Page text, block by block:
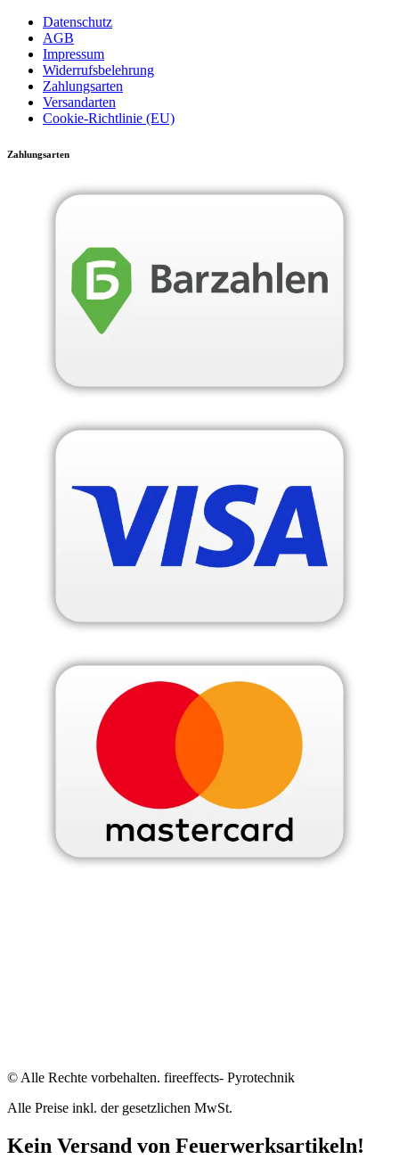
Datenschutz
AGB
Impressum
Widerrufsbelehrung
Zahlungsarten
Versandarten
Cookie-Richtlinie (EU)
Zahlungsarten
© Alle Rechte vorbehalten. fireeffects- Pyrotechnik
Alle Preise inkl. der gesetzlichen MwSt.
Kein Versand von Feuerwerksartikeln!